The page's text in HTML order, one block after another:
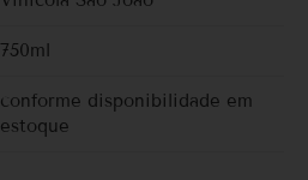
750ml
conforme disponibilidade em
estoque